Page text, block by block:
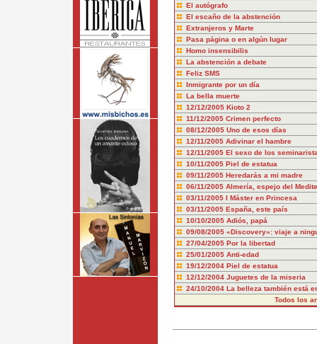
El autógrafo
El escaño de la abstención
Extranjeros y Marte
Pasa página o en algún lugar
Homo insensibilis
La abstención a debate
Feliz SMS
Inmigrante por un día
La bella muerte
12/12/2005 Kioto 2
11/12/2005 Crimen perfecto
08/12/2005 Uno de esos días
12/11/2005 Adivinar el hambre
12/11/2005 El sexo de los
10/11/2005 Piel de estatua
09/11/2005 Heredarás a mi madre
06/11/2005 Almería, espejo del
03/11/2005 I Máster en Princesa
03/11/2005 España, este país
10/10/2005 Adiós, papá
09/08/2005 «Discovery»: viaje a
27/04/2005 Por la libertad
25/01/2005 Anti-edad
19/12/2004 Piel de estatua
12/12/2004 Juguetes de la miseria
24/10/2004 La belleza también está
Todos los